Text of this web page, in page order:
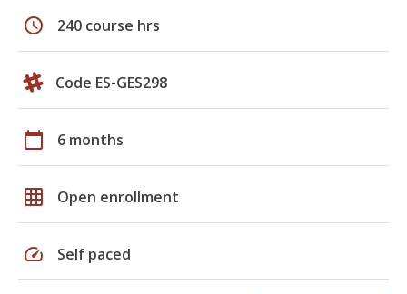
schedule 240 course hrs
Code ES-GES298
calendar_today 6 months
grid_on Open enrollment
speed Self paced